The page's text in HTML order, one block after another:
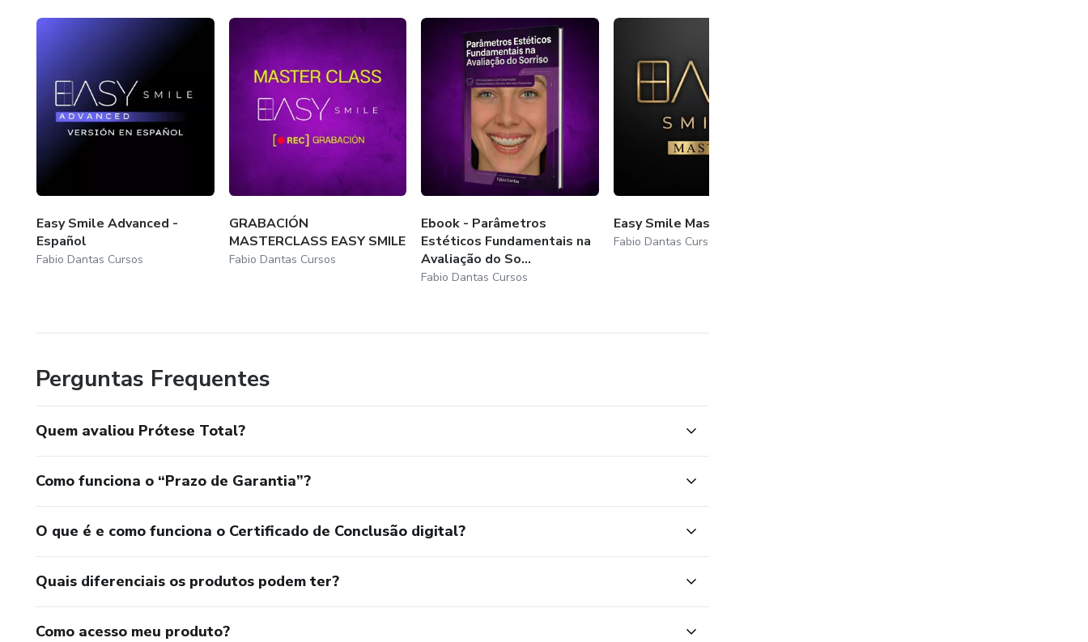
Easy Smile Advanced -
Español
Fabio Dantas Cursos
GRABACIÓN
MASTERCLASS EASY SMILE
Fabio Dantas Cursos
Ebook - Parâmetros
Estéticos Fundamentais na
Avaliação do So...
Fabio Dantas Cursos
Easy Smile Master
Fabio Dantas Cursos
Perguntas Frequentes
Quem avaliou Prótese Total?
Como funciona o “Prazo de Garantia”?
O que é e como funciona o Certificado de Conclusão digital?
Quais diferenciais os produtos podem ter?
Como acesso meu produto?